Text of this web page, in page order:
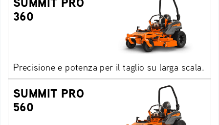
360
Precisione e potenza per il taglio su larga scala.
SUMMIT PRO
560